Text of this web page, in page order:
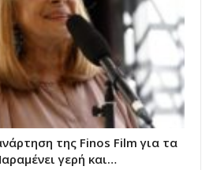
της Finos Film για τα
γερή και…